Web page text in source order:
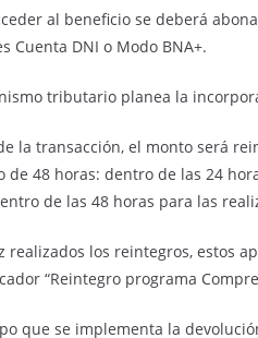
al beneficio se deberá
Cuenta DNI o Modo BNA+.
tributario planea la
la transacción, el monto será
de 48 horas: dentro de las 24
de las 48 horas para las
realizados los reintegros, estos
“Reintegro programa Compre
que se implementa la